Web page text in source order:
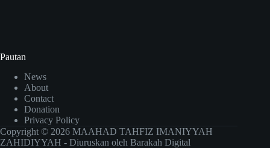
Pautan
News
About
Contact
Donation
Privacy Policy
Copyright © 2026 MAAHAD TAHFIZ IMANIYYAH
ZAHIDIYYAH - Diuruskan oleh Barakah Digital